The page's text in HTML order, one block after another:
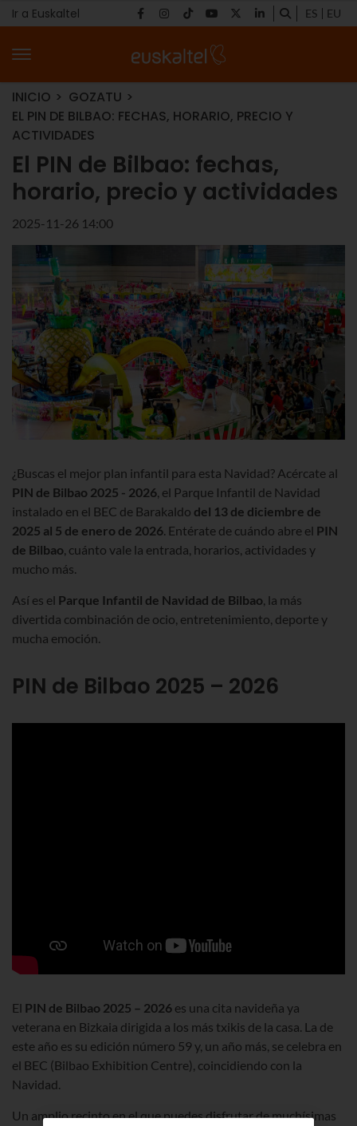
Ir a Euskaltel ES EU
INICIO
GOZATU
EL PIN DE BILBAO: FECHAS, HORARIO, PRECIO Y
ACTIVIDADES
El PIN de Bilbao: fechas,
horario, precio y actividades
2025-11-26 14:00
¿Buscas el mejor plan infantil para esta Navidad? Acércate al
PIN de Bilbao 2025 - 2026, el Parque Infantil de Navidad
instalado en el BEC de Barakaldo del 13 de diciembre de
2025 al 5 de enero de 2026. Entérate de cuándo abre el PIN
de Bilbao, cuánto vale la entrada, horarios, actividades y
mucho más.
Así es el Parque Infantil de Navidad de Bilbao, la más
divertida combinación de ocio, entretenimiento, deporte y
mucha emoción.
PIN de Bilbao 2025 – 2026
El PIN de Bilbao 2025 – 2026 es una cita navideña ya
veterana en Bizkaia dirigida a los más txikis de la casa. La de
este año es su edición número 59 y, un año más, se celebra en
el BEC (Bilbao Exhibition Centre), coincidiendo con la
Navidad.
Un amplio recinto en el que puedes disfrutar de muchísimas